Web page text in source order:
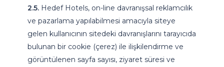
2.5. Hedef Hotels, on-line davranışsal reklamcılık
ve pazarlama yapılabilmesi amacıyla siteye
gelen kullanıcının sitedeki davranışlarını tarayıcıda
bulunan bir cookie (çerez) ile ilişkilendirme ve
görüntülenen sayfa sayısı, ziyaret süresi ve